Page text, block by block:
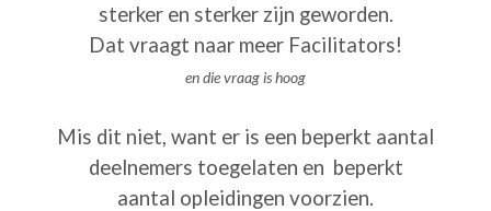
sterker en sterker zijn geworden.
Dat vraagt naar meer Facilitators!
en die vraag is hoog
Mis dit niet, want er is een beperkt aantal
deelnemers toegelaten en beperkt
aantal opleidingen voorzien.